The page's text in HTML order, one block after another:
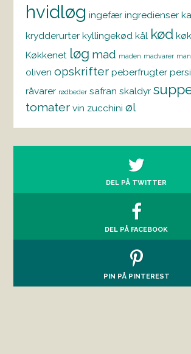
hvidløg ingefær ingredienser
krydderurter kyllingekød kål kød
Køkkenet løg mad maden madvarer
oliven opskrifter peberfrugter
råvarer rødbeder safran skaldyr
tomater vin zucchini øl
DEL PÅ TWITTER
DEL PÅ FACEBOOK
PIN PÅ PINTEREST